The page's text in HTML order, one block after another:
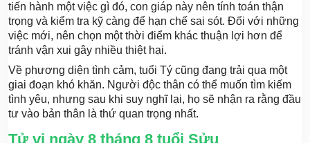
tiến hành một việc gì đó, con giáp này nên tính toán thận
trọng và kiểm tra kỹ càng để hạn chế sai sót. Đối với những
việc mới, nên chọn một thời điểm khác thuận lợi hơn để
tránh vận xui gây nhiều thiệt hại.
Về phương diện tình cảm, tuổi Tý cũng đang trải qua một
giai đoạn khó khăn. Người độc thân có thể muốn tìm kiếm
tình yêu, nhưng sau khi suy nghĩ lại, họ sẽ nhận ra rằng đầu
tư vào bản thân là thứ quan trọng nhất.
Tử vi ngày 8 tháng 8 tuổi Sửu